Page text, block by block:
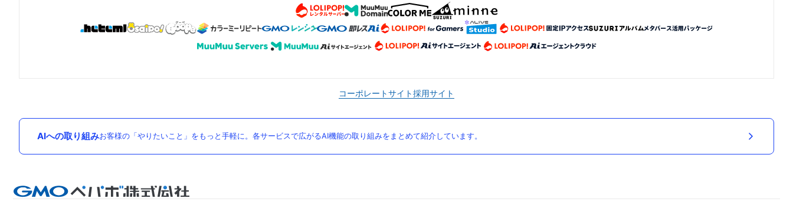
コーポレートサイト採用サイト
AIへの取り組みお客様の「やりたいこと」をもっと手軽に。各サービスで広がるAI機能の取り組みをまとめて紹介しています。